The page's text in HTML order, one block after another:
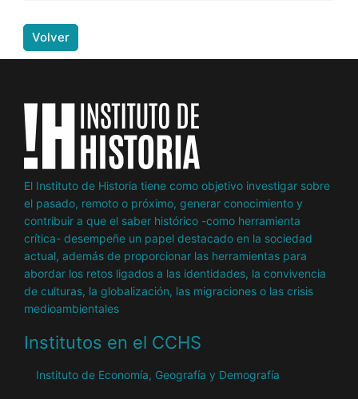
Volver
El Instituto de Historia tiene como objetivo investigar sobre
el pasado, remoto o próximo, generar conocimiento y
contribuir a que el saber histórico -como herramienta
crítica- desempeñe un papel destacado en la sociedad
actual, además de proporcionar las herramientas para
abordar los retos ligados a las identidades, la convivencia
de culturas, la globalización, las migraciones o las crisis
medioambientales
Institutos en el CCHS
Instituto de Economía, Geografía y Demografía